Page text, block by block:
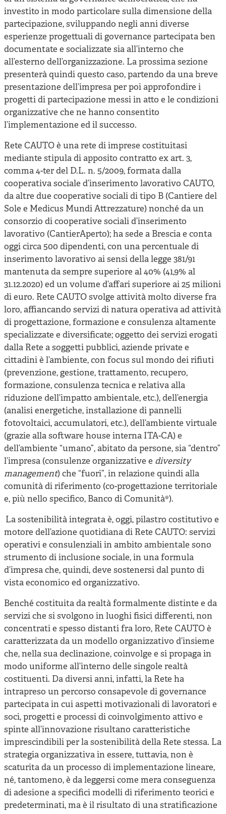
investito in modo particolare sulla dimensione della
partecipazione, sviluppando negli anni diverse
esperienze progettuali di governance partecipata ben
documentate e socializzate sia all’interno che
all’esterno dell’organizzazione. La prossima sezione
presenterà quindi questo caso, partendo da una breve
presentazione dell’impresa per poi approfondire i
progetti di partecipazione messi in atto e le condizioni
organizzative che ne hanno consentito
l’implementazione ed il successo.
Rete CAUTO è una rete di imprese costituitasi
mediante stipula di apposito contratto ex art. 3,
comma 4-ter del D.L. n. 5/2009, formata dalla
cooperativa sociale d’inserimento lavorativo CAUTO,
da altre due cooperative sociali di tipo B (Cantiere del
Sole e Medicus Mundi Attrezzature) nonché da un
consorzio di cooperative sociali d’inserimento
lavorativo (CantierAperto); ha sede a Brescia e conta
oggi circa 500 dipendenti, con una percentuale di
inserimento lavorativo ai sensi della legge 381/91
mantenuta da sempre superiore al 40% (41,9% al
31.12.2020) ed un volume d’affari superiore ai 25 milioni
di euro. Rete CAUTO svolge attività molto diverse fra
loro, affiancando servizi di natura operativa ad attività
di progettazione, formazione e consulenza altamente
specializzate e diversificate; oggetto dei servizi erogati
dalla Rete a soggetti pubblici, aziende private e
cittadini è l’ambiente, con focus sul mondo dei rifiuti
(prevenzione, gestione, trattamento, recupero,
formazione, consulenza tecnica e relativa alla
riduzione dell’impatto ambientale, etc.), dell’energia
(analisi energetiche, installazione di pannelli
fotovoltaici, accumulatori, etc.), dell’ambiente virtuale
(grazie alla software house interna ITA-CA) e
dell’ambiente “umano”, abitato da persone, sia “dentro”
l’impresa (consulenze organizzative e diversity
management) che “fuori”, in relazione quindi alla
comunità di riferimento (co-progettazione territoriale
e, più nello specifico, Banco di Comunità®).
La sostenibilità integrata è, oggi, pilastro costitutivo e
motore dell’azione quotidiana di Rete CAUTO: servizi
operativi e consulenziali in ambito ambientale sono
strumento di inclusione sociale, in una formula
d’impresa che, quindi, deve sostenersi dal punto di
vista economico ed organizzativo.
Benché costituita da realtà formalmente distinte e da
servizi che si svolgono in luoghi fisici differenti, non
concentrati e spesso distanti fra loro, Rete CAUTO è
caratterizzata da un modello organizzativo d’insieme
che, nella sua declinazione, coinvolge e si propaga in
modo uniforme all’interno delle singole realtà
costituenti. Da diversi anni, infatti, la Rete ha
intrapreso un percorso consapevole di governance
partecipata in cui aspetti motivazionali di lavoratori e
soci, progetti e processi di coinvolgimento attivo e
spinte all’innovazione risultano caratteristiche
imprescindibili per la sostenibilità della Rete stessa. La
strategia organizzativa in essere, tuttavia, non è
scaturita da un processo di implementazione lineare,
né, tantomeno, è da leggersi come mera conseguenza
di adesione a specifici modelli di riferimento teorici e
predeterminati, ma è il risultato di una stratificazione